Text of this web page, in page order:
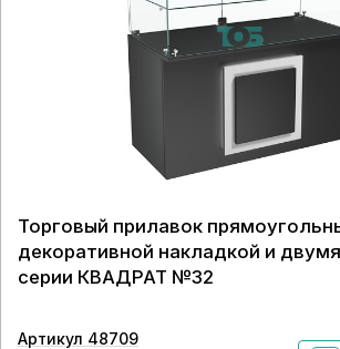
Торговый прилавок
декоративной накладкой и
серии КВАДРАТ №32
Артикул 48709